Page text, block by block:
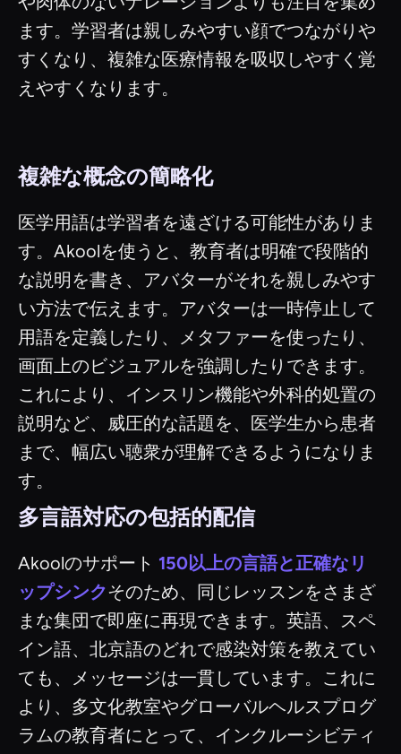
ます。学習者は親しみやすい顔でつながりや
すくなり、複雑な医療情報を吸収しやすく覚
えやすくなります。
複雑な概念の簡略化
医学用語は学習者を遠ざける可能性がありま
す。Akoolを使うと、教育者は明確で段階的
な説明を書き、アバターがそれを親しみやす
い方法で伝えます。アバターは一時停止して
用語を定義したり、メタファーを使ったり、
画面上のビジュアルを強調したりできます。
これにより、インスリン機能や外科的処置の
説明など、威圧的な話題を、医学生から患者
まで、幅広い聴衆が理解できるようになりま
す。
多言語対応の包括的配信
Akoolのサポート 150以上の言語と正確なリ
ップシンクそのため、同じレッスンをさまざ
まな集団で即座に再現できます。英語、スペ
イン語、北京語のどれで感染対策を教えてい
ても、メッセージは一貫しています。これに
より、多文化教室やグローバルヘルスプログ
ラムの教育者にとって、インクルーシビティ